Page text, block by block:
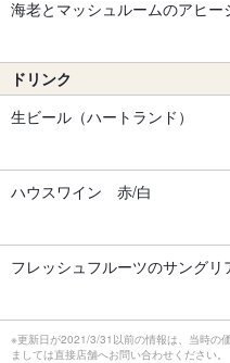
海老とマッシュルームのアヒー
ドリンク
生ビール（ハートランド）
ハウスワイン 赤/白
フレッシュフルーツのサングリ
※更新日が2021/3/31以前の情報は、当時の
ましては直接店舗へお問い合わせください。